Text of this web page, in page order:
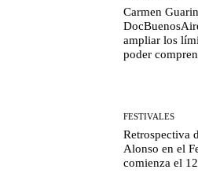
Carmen
ampliar los
poder
FESTIVALES
Retrospectiva
Alonso en el
comienza el